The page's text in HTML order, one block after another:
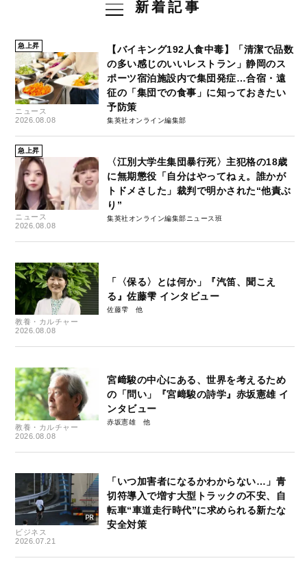
新着記事
急上昇
ニュース
2026.08.08
【バイキング192人食中毒】「清潔で品数
の多い感じのいいレストラン」静岡のス
ポーツ宿泊施設内で集団発症…合宿・遠
征の「集団での食事」に知っておきたい
予防策
集英社オンライン編集部
急上昇
ニュース
2026.08.08
〈江別大学生集団暴行死〉主犯格の18歳
に無期懲役「自分はやってねぇ。誰かが
トドメさした」裁判で明かされた“他責ぶ
り”
集英社オンライン編集部ニュース班
教養・カルチャー
2026.08.08
「〈保る〉とは何か」『汽笛、聞こえ
る』佐藤雫 インタビュー
佐藤雫
教養・カルチャー
2026.08.08
宮﨑駿の中心にある、世界を考えるため
の「問い」『宮﨑駿の詩学』赤坂憲雄 イ
ンタビュー
赤坂憲雄
ビジネス
2026.07.21
「いつ加害者になるかわからない…」青
切符導入で増す大型トラックの不安、自
転車“車道走行時代”に求められる新たな
安全対策